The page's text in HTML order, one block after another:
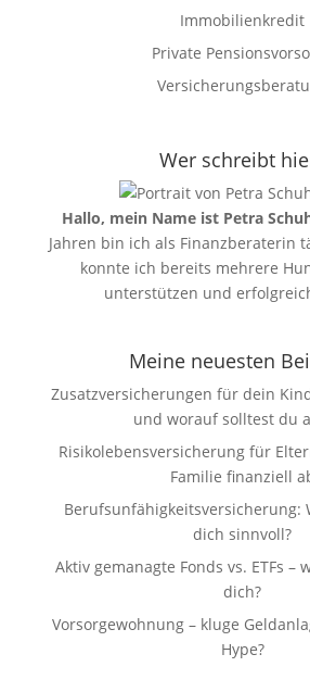
Immobilienkredit
Private
Wer schreibt
Hallo, mein Name ist Petra
Jahren bin ich als Finanzberaterin
konnte ich bereits mehrere
unterstützen und
Meine neuesten
Zusatzversicherungen für dein
und worauf solltest du
Risikolebensversicherung für
Familie finanziell
Berufsunfähigkeitsversicherung:
dich sinnvoll?
Aktiv gemanagte Fonds vs. ETFs –
dich?
Vorsorgewohnung – kluge
Hype?